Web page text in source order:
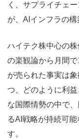
く、サプライチェ
が、AIインフラの構
ハイテク株中心の
の楽観論から月間
が売られた事実は
つ、どのように利
な国際情勢の中で
るAI戦略が持続可
す。